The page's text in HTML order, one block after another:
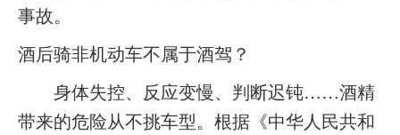
事故。
酒后骑非机动车不属于酒驾？
身体失控、反应变慢、判断迟钝……酒精
带来的危险从不挑车型。根据《中华人民共和